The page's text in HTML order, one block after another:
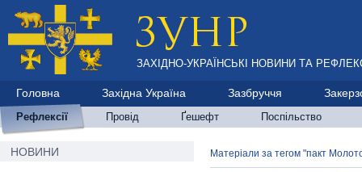
ЗАХІДНО-УКРАЇНСЬКІ НОВИНИ ТА
Головна Західна Україна Зазбруччя
Рефлексії Провід Ґешефт Поспільство
НОВИНИ Матеріали за тегом "пакт